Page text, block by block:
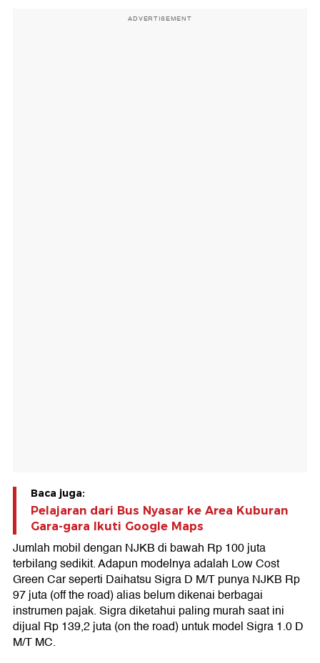
ADVERTISEMENT
Baca juga:
Pelajaran dari Bus Nyasar ke Area Kuburan
Gara-gara Ikuti Google Maps
Jumlah mobil dengan NJKB di bawah Rp 100 juta
terbilang sedikit. Adapun modelnya adalah Low Cost
Green Car seperti Daihatsu Sigra D M/T punya NJKB Rp
97 juta (off the road) alias belum dikenai berbagai
instrumen pajak. Sigra diketahui paling murah saat ini
dijual Rp 139,2 juta (on the road) untuk model Sigra 1.0 D
M/T MC.